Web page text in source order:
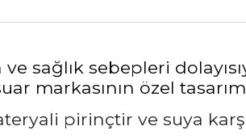
sağlık sebepleri
markasının özel
pirinçtir ve suya